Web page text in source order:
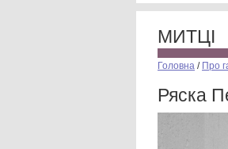
МИТЦІ
Головна / Про
Ряска